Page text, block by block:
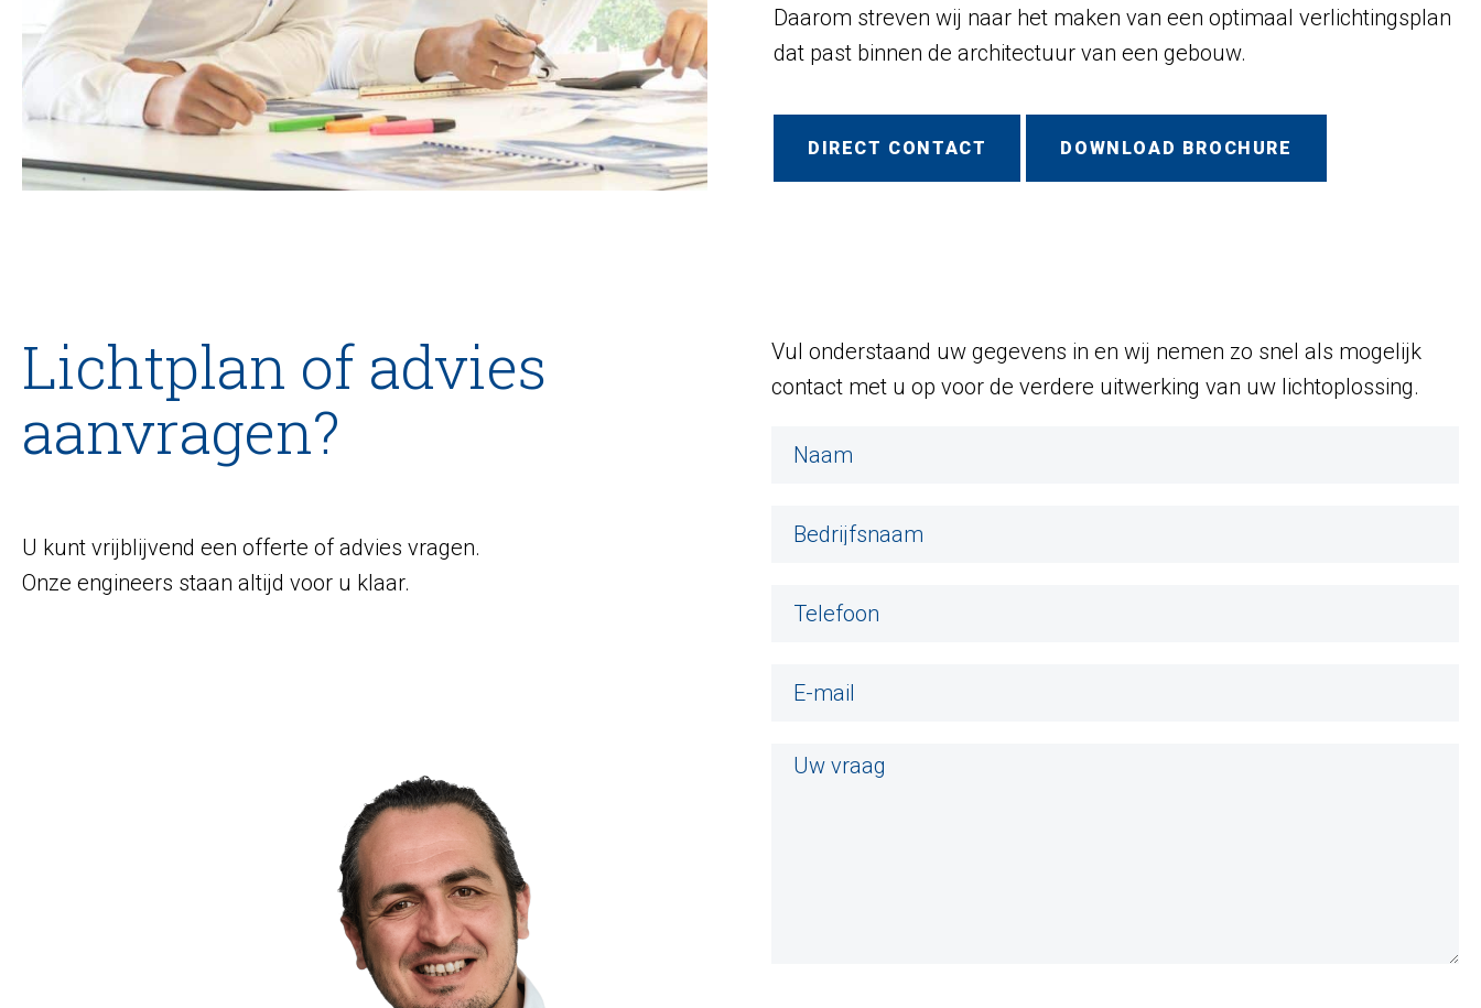
Daarom streven wij naar het maken van een optimaal verlichtingsplan
dat past binnen de architectuur van een gebouw.
DIRECT CONTACT DOWNLOAD BROCHURE
Lichtplan of advies
aanvragen?
U kunt vrijblijvend een offerte of advies vragen.
Onze engineers staan altijd voor u klaar.
Vul onderstaand uw gegevens in en wij nemen zo snel als mogelijk
contact met u op voor de verdere uitwerking van uw lichtoplossing.